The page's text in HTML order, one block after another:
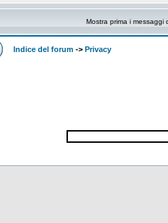
Mostra prima i messaggi
Indice del forum -> Privacy